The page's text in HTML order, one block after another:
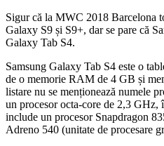
Sigur că la MWC 2018 Barcelona
Galaxy S9 și S9+, dar se pare că
Galaxy Tab S4.
Samsung Galaxy Tab S4 este o
de o memorie RAM de 4 GB și
listare nu se menționează numele
un procesor octa-core de 2,3
include un procesor Snapdragon
Adreno 540 (unitate de procesare